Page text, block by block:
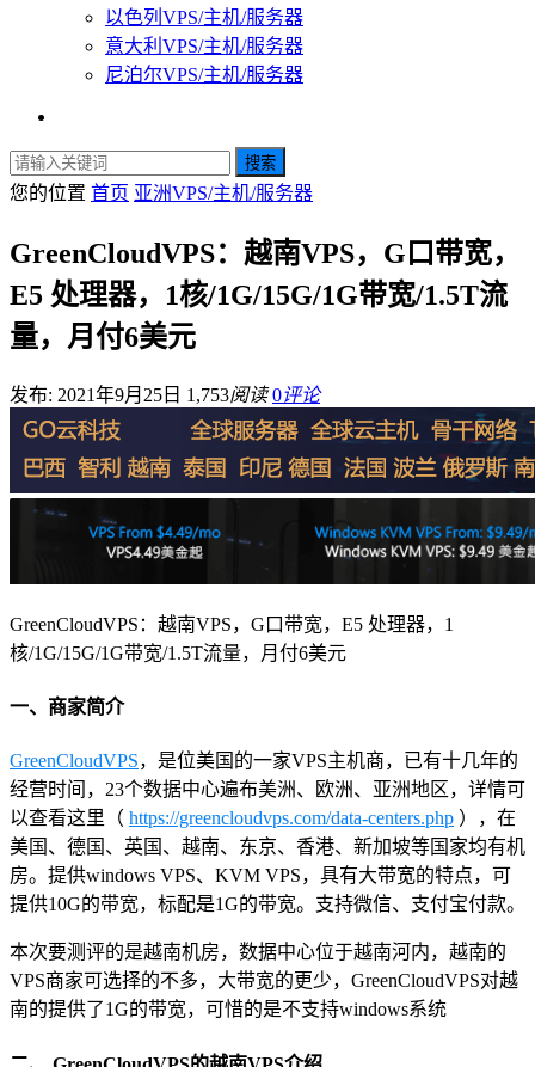
以色列VPS/主机/服务器
意大利VPS/主机/服务器
尼泊尔VPS/主机/服务器
搜索
您的位置 首页 亚洲VPS/主机/服务器
GreenCloudVPS：越南VPS，G口带宽，
E5 处理器，1核/1G/15G/1G带宽/1.5T流
量，月付6美元
发布: 2021年9月25日 1,753阅读 0评论
GreenCloudVPS：越南VPS，G口带宽，E5 处理器，1
核/1G/15G/1G带宽/1.5T流量，月付6美元
一、商家简介
GreenCloudVPS，是位美国的一家VPS主机商，已有十几年的
经营时间，23个数据中心遍布美洲、欧洲、亚洲地区，详情可
以查看这里（ https://greencloudvps.com/data-centers.php ），在
美国、德国、英国、越南、东京、香港、新加坡等国家均有机
房。提供windows VPS、KVM VPS，具有大带宽的特点，可
提供10G的带宽，标配是1G的带宽。支持微信、支付宝付款。
本次要测评的是越南机房，数据中心位于越南河内，越南的
VPS商家可选择的不多，大带宽的更少，GreenCloudVPS对越
南的提供了1G的带宽，可惜的是不支持windows系统